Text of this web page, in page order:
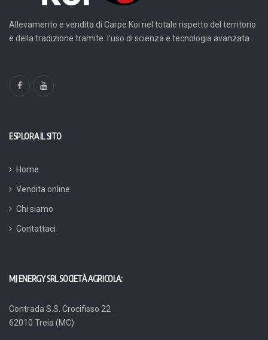
Allevamento e vendita di Carpe Koi nel totale rispetto del territorio
e della tradizione tramite l’uso di scienza e tecnologia avanzata.
ESPLORA IL SITO
Home
Vendita online
Chi siamo
Contattaci
MJ ENERGY SRL SOCIETÀ AGRICOLA:
Contrada S.S. Crocifisso 22
62010 Treia (MC)